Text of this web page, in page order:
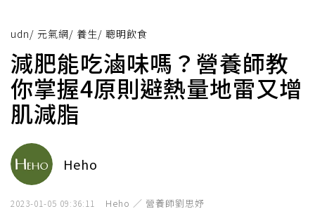
udn/ 元氣網/ 養生/ 聰明飲食
減肥能吃滷味嗎？營養師教
你掌握4原則避熱量地雷又增
肌減脂
Heho
2023-01-05 09:36:11 Heho ／ 營養師劉思妤